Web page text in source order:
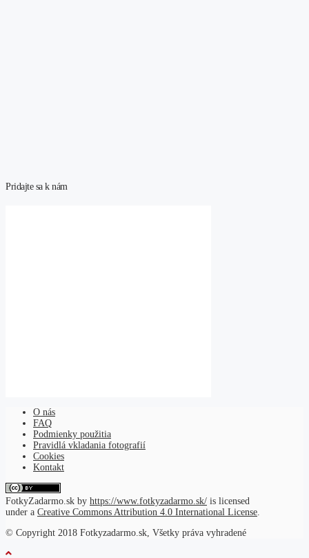
Pridajte sa k nám
O nás
FAQ
Podmienky použitia
Pravidlá vkladania fotografií
Cookies
Kontakt
FotkyZadarmo.sk by https://www.fotkyzadarmo.sk/ is licensed
under a Creative Commons Attribution 4.0 International License
© Copyright 2018 Fotkyzadarmo.sk, Všetky práva vyhradené